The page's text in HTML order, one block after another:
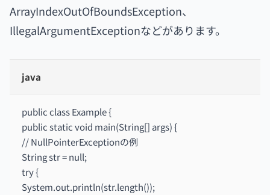
ArrayIndexOutOfBoundsException、
IllegalArgumentExceptionなどがあります。
java
public class Example {
public static void main(String[] args) {
// NullPointerExceptionの例
String str = null;
try {
System.out.println(str.length());